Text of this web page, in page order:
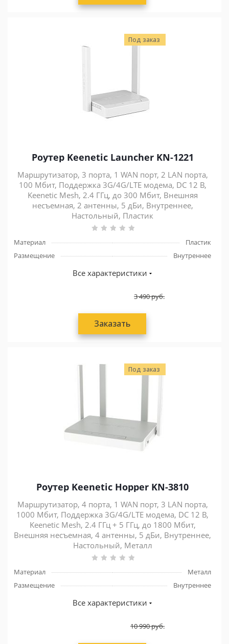
Под заказ
Роутер Keenetic Launcher KN-1221
Маршрутизатор, 3 порта, 1 WAN порт, 2 LAN порта,
100 Мбит, Поддержка 3G/4G/LTE модема, DC 12 В,
Keenetic Mesh, 2.4 ГГц, до 300 Мбит, Внешняя
несъемная, 2 антенны, 5 дБи, Внутреннее,
Настольный, Пластик
Материал
Пластик
Размещение
Внутреннее
Все характеристики
3 490руб.
Заказать
Под заказ
Роутер Keenetic Hopper KN-3810
Маршрутизатор, 4 порта, 1 WAN порт, 3 LAN порта,
1000 Мбит, Поддержка 3G/4G/LTE модема, DC 12 В,
Keenetic Mesh, 2.4 ГГц + 5 ГГц, до 1800 Мбит,
Внешняя несъемная, 4 антенны, 5 дБи, Внутреннее,
Настольный, Металл
Материал
Металл
Размещение
Внутреннее
Все характеристики
10 990руб.